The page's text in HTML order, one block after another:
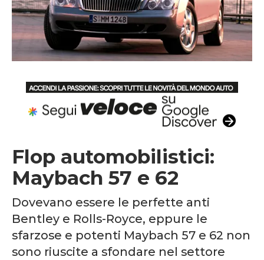
Flop automobilistici:
Maybach 57 e 62
Dovevano essere le perfette anti
Bentley e Rolls-Royce, eppure le
sfarzose e potenti Maybach 57 e 62 non
sono riuscite a sfondare nel settore